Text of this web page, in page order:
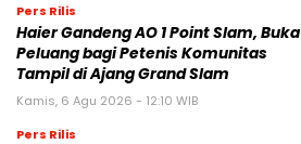
Pers Rilis
Haier Gandeng AO 1 Point Slam, Buka
Peluang bagi Petenis Komunitas
Tampil di Ajang Grand Slam
Kamis, 6 Agu 2026 - 12:10 WIB
Pers Rilis